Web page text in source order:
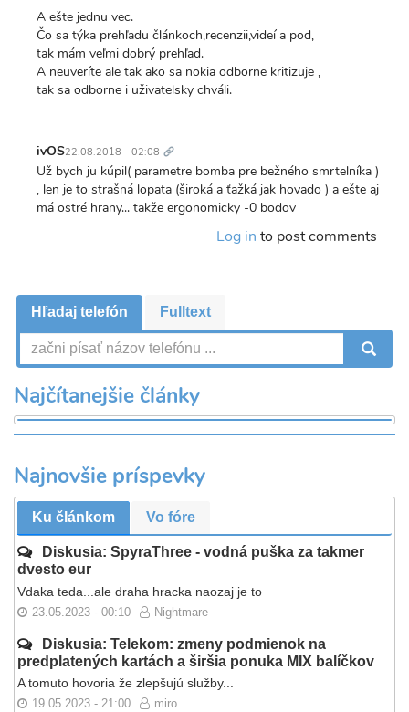
A ešte jednu vec.
Čo sa týka prehľadu článkoch,recenzii,videí a pod,
tak mám veľmi dobrý prehľad.
A neuveríte ale tak ako sa nokia odborne kritizuje ,
tak sa odborne i uživatelsky chváli.
ivOS22.08.2018 - 02:08 odkaz
Už bych ju kúpil( parametre bomba pre bežného smrtelníka )
, len je to strašná lopata (široká a ťažká jak hovado ) a ešte aj
má ostré hrany... takže ergonomicky -0 bodov
Log in to post comments
Hľadaj telefón Fulltext
Najčítanejšie články
Najnovšie príspevky
Ku článkom Vo fóre
Diskusia: SpyraThree - vodná puška za takmer
dvesto eur
Vdaka teda...ale draha hracka naozaj je to
23.05.2023 - 00:10 Nightmare
Diskusia: Telekom: zmeny podmienok na
predplatených kartách a širšia ponuka MIX balíčkov
A tomuto hovoria že zlepšujú služby...
19.05.2023 - 21:00 miro